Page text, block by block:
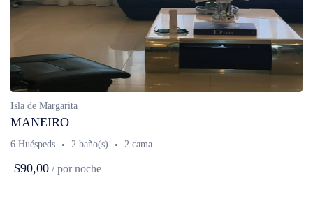
Isla de Margarita
MANEIRO
6 Huéspeds 2 baño(s) 2 cama
$90,00 / por noche